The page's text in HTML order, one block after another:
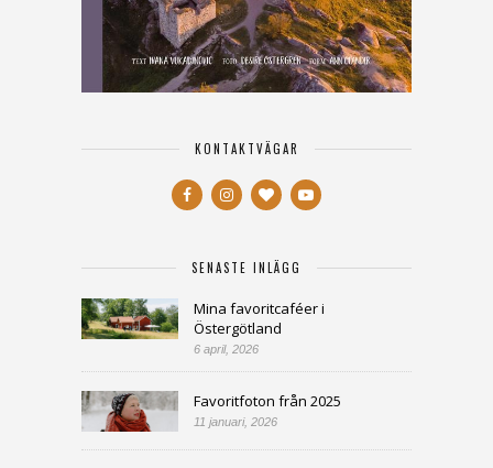
KONTAKTVÄGAR
SENASTE INLÄGG
Mina favoritcaféer i
Östergötland
6 april, 2026
Favoritfoton från 2025
11 januari, 2026